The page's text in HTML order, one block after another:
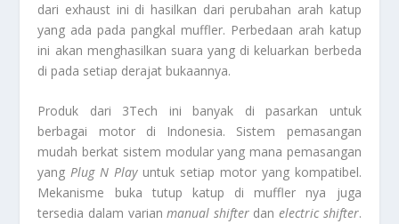
dari exhaust ini di hasilkan dari perubahan arah katup
yang ada pada pangkal muffler. Perbedaan arah katup
ini akan menghasilkan suara yang di keluarkan berbeda
di pada setiap derajat bukaannya.
Produk dari 3Tech ini banyak di pasarkan untuk
berbagai motor di Indonesia. Sistem pemasangan
mudah berkat sistem modular yang mana pemasangan
yangPlug N Playuntuk setiap motor yang kompatibel.
Mekanisme buka tutup katup di muffler nya juga
tersedia dalam varianmanual shifterdanelectric shifter.